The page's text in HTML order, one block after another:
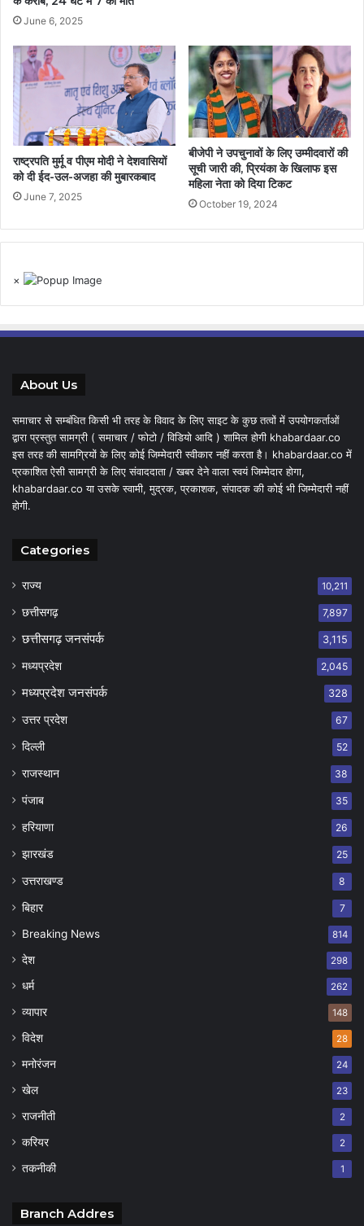
June 6, 2025
राष्ट्रपति मुर्मू व पीएम मोदी ने देशवासियों
को दी ईद-उल-अजहा की मुबारकबाद
June 7, 2025
बीजेपी ने उपचुनावों के लिए उम्मीदवारों की
सूची जारी की, प्रियंका के खिलाफ इस
महिला नेता को दिया टिकट
October 19, 2024
×
About Us
समाचार से सम्बंधित किसी भी तरह के विवाद के लिए साइट के कुछ तत्वों में उपयोगकर्ताओं
द्वारा प्रस्तुत सामग्री ( समाचार / फोटो / विडियो आदि ) शामिल होगी khabardaar.co
इस तरह की सामग्रियों के लिए कोई जिम्मेदारी स्वीकार नहीं करता है। khabardaar.co में
प्रकाशित ऐसी सामग्री के लिए संवाददाता / खबर देने वाला स्वयं जिम्मेदार होगा,
khabardaar.co या उसके स्वामी, मुद्रक, प्रकाशक, संपादक की कोई भी जिम्मेदारी नहीं
होगी.
Categories
राज्य 10,211
छत्तीसगढ़ 7,897
छत्तीसगढ़ जनसंपर्क 3,115
मध्यप्रदेश 2,045
मध्यप्रदेश जनसंपर्क 328
उत्तर प्रदेश 67
दिल्ली 52
राजस्थान 38
पंजाब 35
हरियाणा 26
झारखंड 25
उत्तराखण्ड 8
बिहार 7
Breaking News 814
देश 298
धर्म 262
व्यापार 148
विदेश 28
मनोरंजन 24
खेल 23
राजनीती 2
करियर 2
तकनीकी 1
Branch Addres